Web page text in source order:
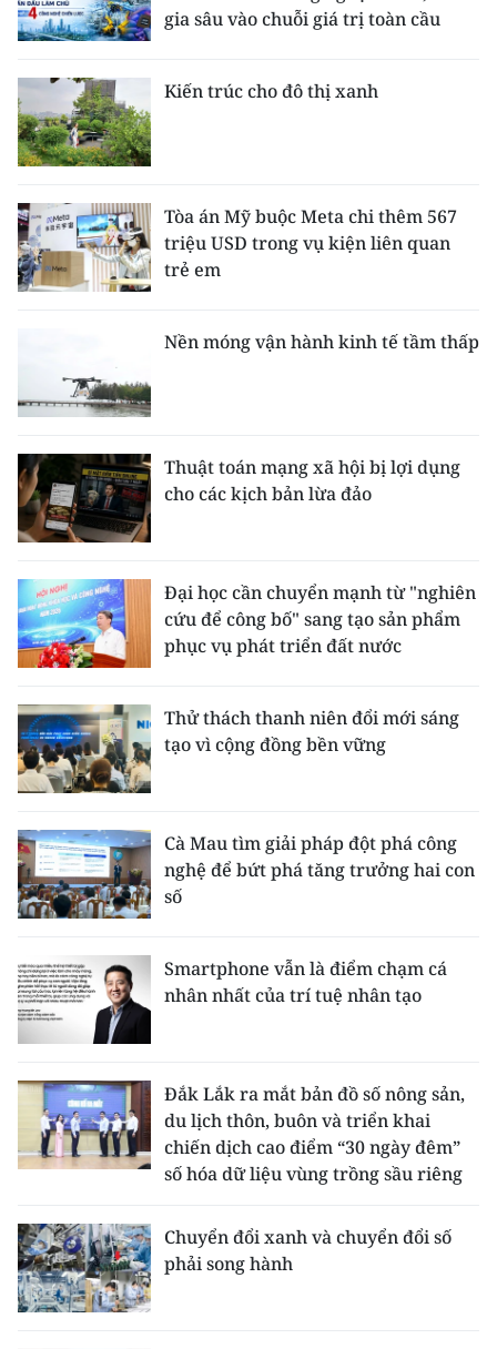
gia sâu vào chuỗi giá trị toàn cầu
Kiến trúc cho đô thị xanh
Tòa án Mỹ buộc Meta chi thêm 567
triệu USD trong vụ kiện liên quan
trẻ em
Nền móng vận hành kinh tế tầm thấp
Thuật toán mạng xã hội bị lợi dụng
cho các kịch bản lừa đảo
Đại học cần chuyển mạnh từ "nghiên
cứu để công bố" sang tạo sản phẩm
phục vụ phát triển đất nước
Thử thách thanh niên đổi mới sáng
tạo vì cộng đồng bền vững
Cà Mau tìm giải pháp đột phá công
nghệ để bứt phá tăng trưởng hai con
số
Smartphone vẫn là điểm chạm cá
nhân nhất của trí tuệ nhân tạo
Đắk Lắk ra mắt bản đồ số nông sản,
du lịch thôn, buôn và triển khai
chiến dịch cao điểm “30 ngày đêm”
số hóa dữ liệu vùng trồng sầu riêng
Chuyển đổi xanh và chuyển đổi số
phải song hành